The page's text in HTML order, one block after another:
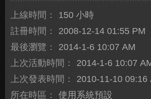
上線時間：
150 小時
註冊時間：
2008-12-14 01:55 PM
最後瀏覽：
2014-1-6 10:07 AM
上次活動時間：
2014-1-6 10:07
上次發表時間：
2010-11-10 09:16
所在時區：
使用系統預設